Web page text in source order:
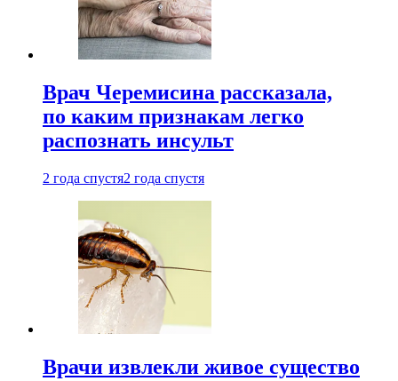
Врач Черемисина рассказала,
по каким признакам легко
распознать инсульт
2 года спустя2 года спустя
Врачи извлекли живое существо